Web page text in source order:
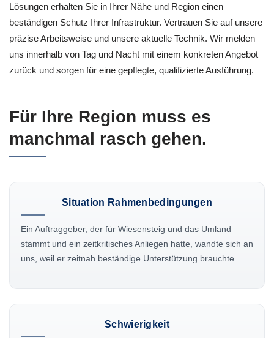
Lösungen erhalten Sie in Ihrer Nähe und Region einen
beständigen Schutz Ihrer Infrastruktur. Vertrauen Sie auf unsere
präzise Arbeitsweise und unsere aktuelle Technik. Wir melden
uns innerhalb von Tag und Nacht mit einem konkreten Angebot
zurück und sorgen für eine gepflegte, qualifizierte Ausführung.
Für Ihre Region muss es
manchmal rasch gehen.
Situation Rahmenbedingungen
Ein Auftraggeber, der für Wiesensteig und das Umland
stammt und ein zeitkritisches Anliegen hatte, wandte sich an
uns, weil er zeitnah beständige Unterstützung brauchte.
Schwierigkeit